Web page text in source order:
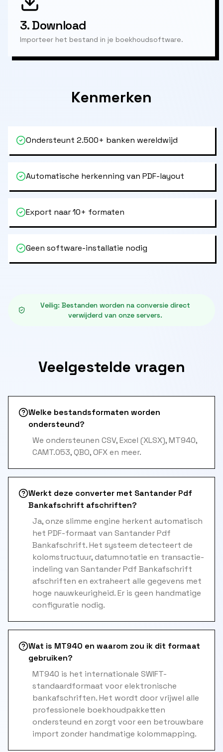
3.Download
Importeer het bestand in je boekhoudsoftware.
Kenmerken
Ondersteunt 2.500+ banken wereldwijd
Automatische herkenning van PDF-layout
Export naar 10+ formaten
Geen software-installatie nodig
Veilig: Bestanden worden na conversie direct
verwijderd van onze servers.
Veelgestelde vragen
Welke bestandsformaten worden
ondersteund?
We ondersteunen CSV, Excel (XLSX), MT940,
CAMT.053, QBO, OFX en meer.
Werkt deze converter met Santander Pdf
Bankafschrift afschriften?
Ja, onze slimme engine herkent automatisch
het PDF-formaat van Santander Pdf
Bankafschrift. Het systeem detecteert de
kolomstructuur, datumnotatie en transactie-
indeling van Santander Pdf Bankafschrift
afschriften en extraheert alle gegevens met
hoge nauwkeurigheid. Er is geen handmatige
configuratie nodig.
Wat is MT940 en waarom zou ik dit formaat
gebruiken?
MT940 is het internationale SWIFT-
standaardformaat voor elektronische
bankafschriften. Het wordt door vrijwel alle
professionele boekhoudpakketten
ondersteund en zorgt voor een betrouwbare
import zonder handmatige kolommapping.